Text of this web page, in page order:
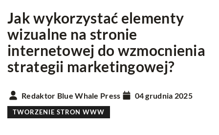
Jak wykorzystać elementy
wizualne na stronie
internetowej do wzmocnienia
strategii marketingowej?
Redaktor Blue Whale Press 04 grudnia 2025
TWORZENIE STRON WWW